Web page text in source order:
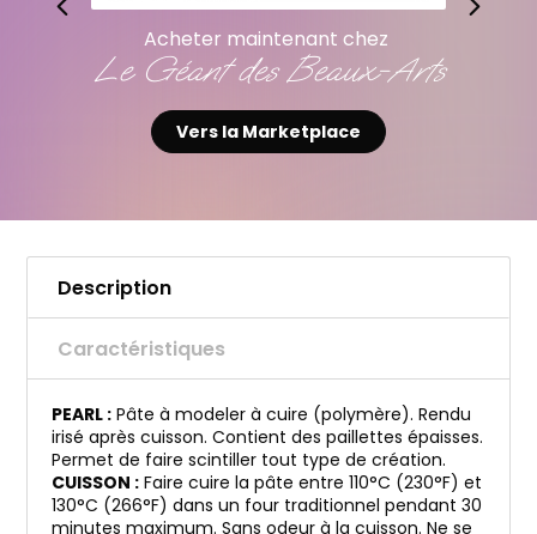
Acheter maintenant chez
Le Géant des Beaux-Arts
Vers la Marketplace
Description
Caractéristiques
PEARL : Pâte à modeler à cuire (polymère). Rendu
irisé après cuisson. Contient des paillettes épaisses.
Permet de faire scintiller tout type de création.
CUISSON : Faire cuire la pâte entre 110°C (230°F) et
130°C (266°F) dans un four traditionnel pendant 30
minutes maximum. Sans odeur à la cuisson. Ne se